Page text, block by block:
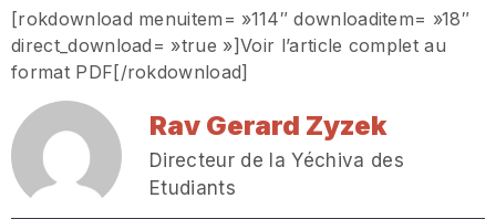
[rokdownload menuitem= »114″ downloaditem= »18″
direct_download= »true »]Voir l’article complet au
format PDF[/rokdownload]
Rav Gerard Zyzek
Directeur de la Yéchiva des
Etudiants